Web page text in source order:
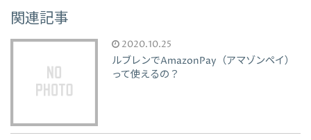
関連記事
2020.10.25
ルブレンでAmazonPay（アマゾンペイ）
って使えるの？